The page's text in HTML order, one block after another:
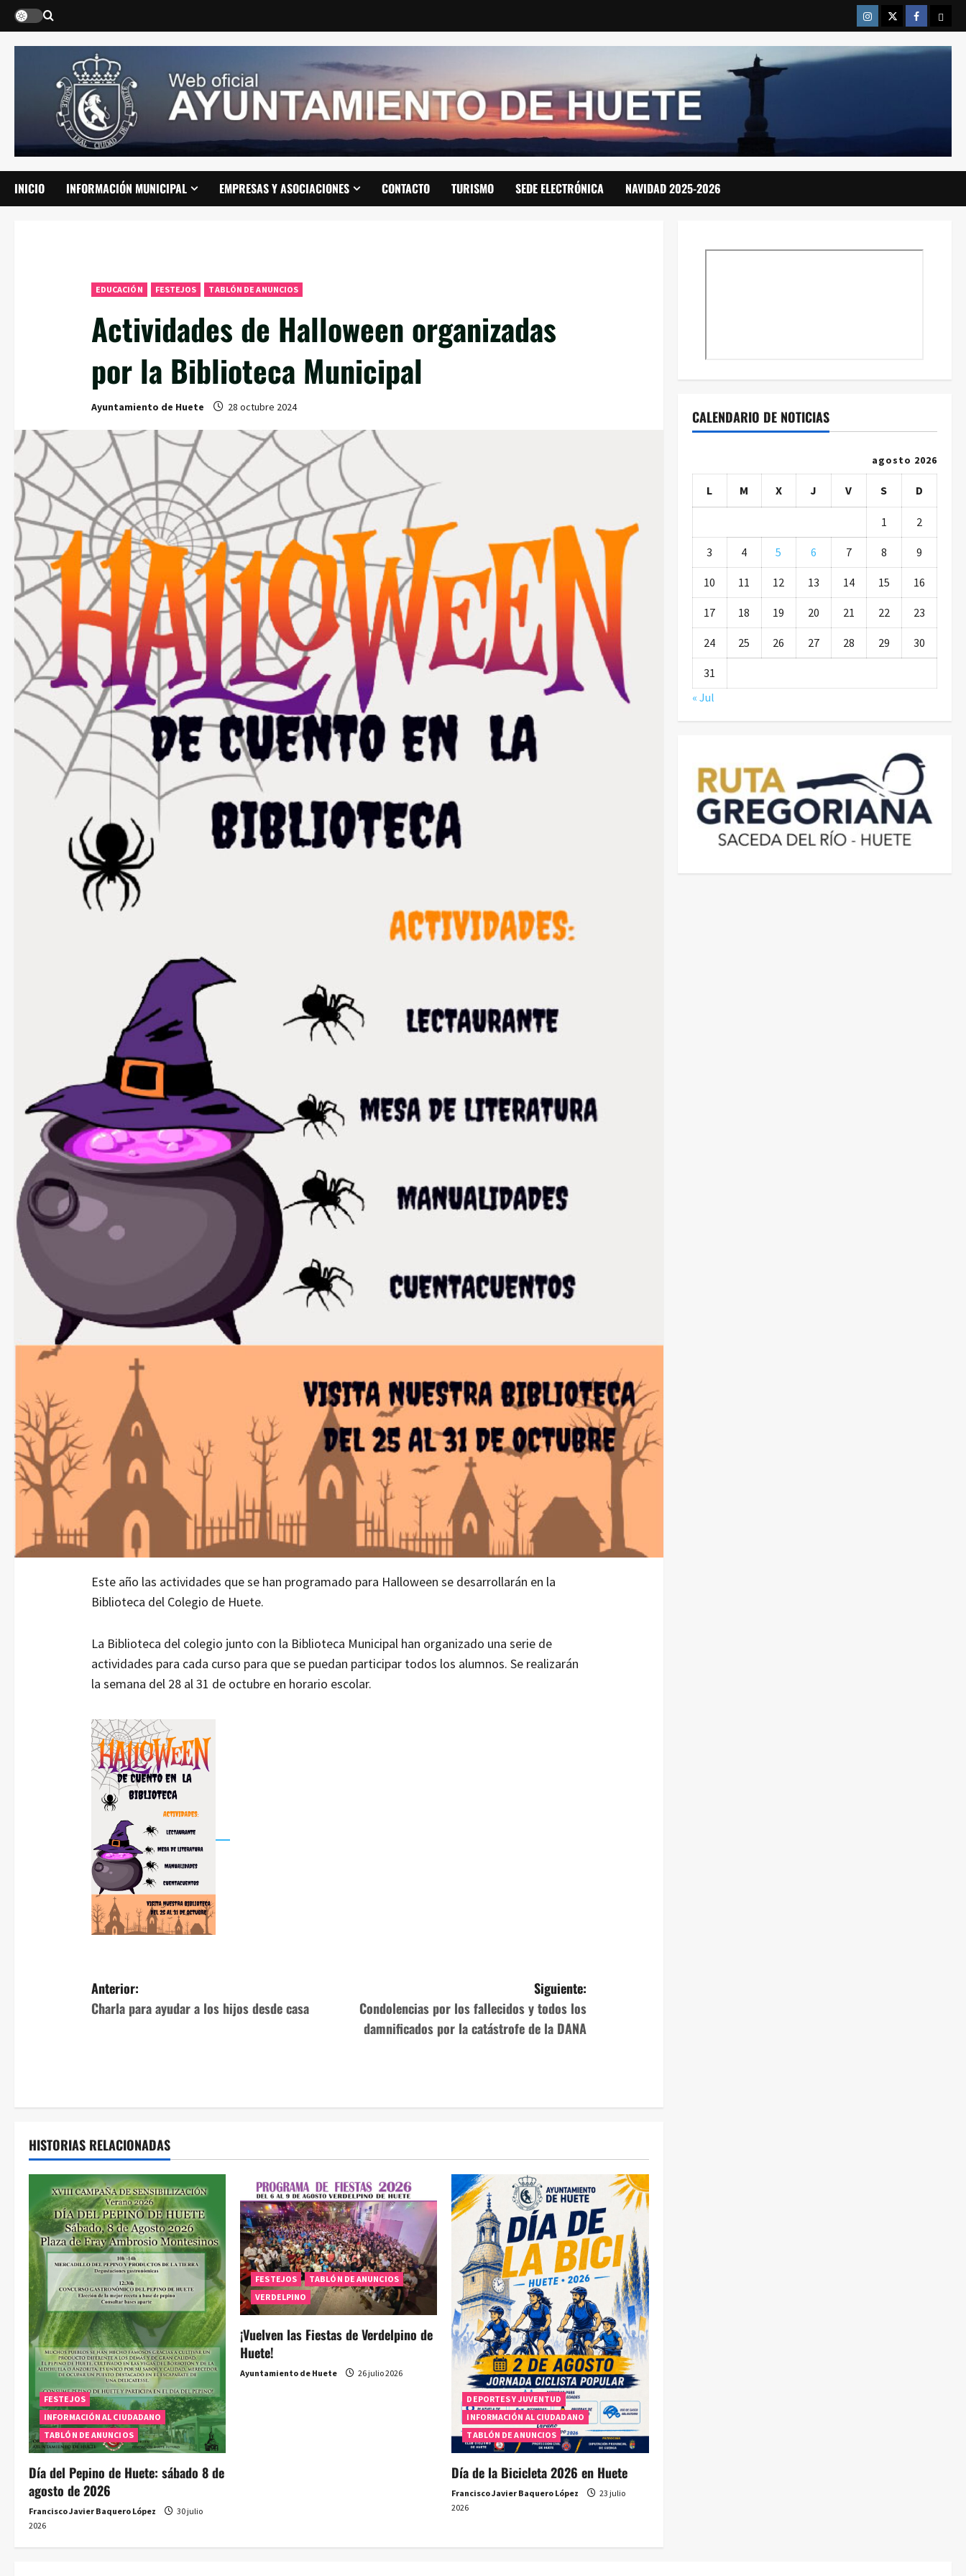
Saltar
contenido
Instragram
TwitterFacebook
INICIO INFORMACIÓN MUNICIPAL EMPRESAS Y ASOCIACIONES CONTACTO TURISMO SEDE ELECTRÓNICA NAVIDAD 2025-2026
EDUCACIÓN FESTEJOS TABLÓN DE ANUNCIOS
Actividades de Halloween organizadas
por la Biblioteca Municipal
Ayuntamiento de Huete 28 octubre 2024
Este año las actividades que se han programado para Halloween se desarrollarán en la
Biblioteca del Colegio de Huete.
La Biblioteca del colegio junto con la Biblioteca Municipal han organizado una serie de
actividades para cada curso para que se puedan participar todos los alumnos. Se realizarán
la semana del 28 al 31 de octubre en horario escolar.
N
a
g
a
c
i
ó
n
d
e
e
n
t
r
a
d
Anterior:
Charla para ayudar a los hijos desde casa
Siguiente:
Condolencias por los fallecidos y todos los
damnificados por la catástrofe de la DANA
HISTORIAS RELACIONADAS
FESTEJOS
INFORMACIÓN AL CIUDADANO
TABLÓN DE ANUNCIOS
Día del Pepino de Huete: sábado 8 de
agosto de 2026
Francisco Javier Baquero López
30 julio
2026
FESTEJOS
TABLÓN DE ANUNCIOS
VERDELPINO
¡Vuelven las Fiestas de Verdelpino de
Huete!
Ayuntamiento de Huete 26 julio 2026
DEPORTES Y JUVENTUD
INFORMACIÓN AL CIUDADANO
TABLÓN DE ANUNCIOS
Día de la Bicicleta 2026 en Huete
Francisco Javier Baquero López
23 julio
2026
CALENDARIO DE NOTICIAS
agosto 2026
L M X J V S D
1 2
3 4 5 6 7 8 9
10 11 12 13 14 15 16
17 18 19 20 21 22 23
24 25 26 27 28 29 30
31
« Jul